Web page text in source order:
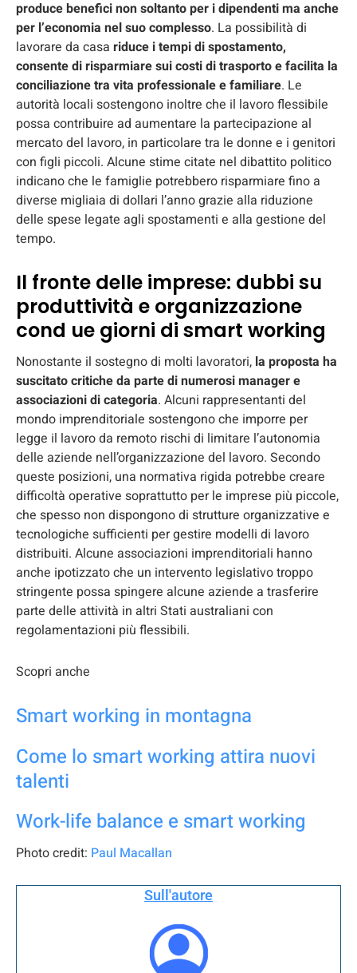
produce benefici non soltanto per i dipendenti ma anche
per l’economia nel suo complesso. La possibilità di
lavorare da casa riduce i tempi di spostamento,
consente di risparmiare sui costi di trasporto e facilita la
conciliazione tra vita professionale e familiare. Le
autorità locali sostengono inoltre che il lavoro flessibile
possa contribuire ad aumentare la partecipazione al
mercato del lavoro, in particolare tra le donne e i genitori
con figli piccoli. Alcune stime citate nel dibattito politico
indicano che le famiglie potrebbero risparmiare fino a
diverse migliaia di dollari l’anno grazie alla riduzione
delle spese legate agli spostamenti e alla gestione del
tempo.
Il fronte delle imprese: dubbi su
produttività e organizzazione
cond ue giorni di smart working
Nonostante il sostegno di molti lavoratori, la proposta ha
suscitato critiche da parte di numerosi manager e
associazioni di categoria. Alcuni rappresentanti del
mondo imprenditoriale sostengono che imporre per
legge il lavoro da remoto rischi di limitare l’autonomia
delle aziende nell’organizzazione del lavoro. Secondo
queste posizioni, una normativa rigida potrebbe creare
difficoltà operative soprattutto per le imprese più piccole,
che spesso non dispongono di strutture organizzative e
tecnologiche sufficienti per gestire modelli di lavoro
distribuiti. Alcune associazioni imprenditoriali hanno
anche ipotizzato che un intervento legislativo troppo
stringente possa spingere alcune aziende a trasferire
parte delle attività in altri Stati australiani con
regolamentazioni più flessibili.
Scopri anche
Smart working in montagna
Come lo smart working attira nuovi
talenti
Work-life balance e smart working
Photo credit: Paul Macallan
Sull'autore